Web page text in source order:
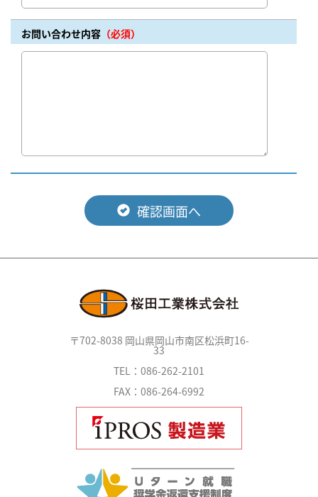
お問い合わせ内容 （必須）
確認画面へ
〒702-8038 岡山県岡山市南区松浜町16-
33
TEL：086-262-2101
FAX：086-264-6992